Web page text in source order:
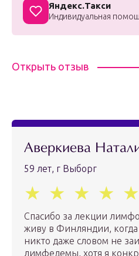
Яндекс.Такси
Индивидуальная
Открыть отзыв
Аверкиева
59 лет, г Выборг
Спасибо за лекции
живу в Финляндии, когда
никто даже словом не
лимфедемы, хотя я